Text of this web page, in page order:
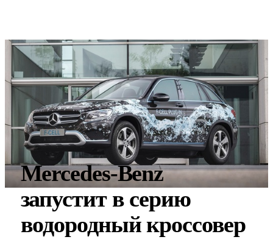
Mercedes-Benz
запустит в серию
водородный кроссовер